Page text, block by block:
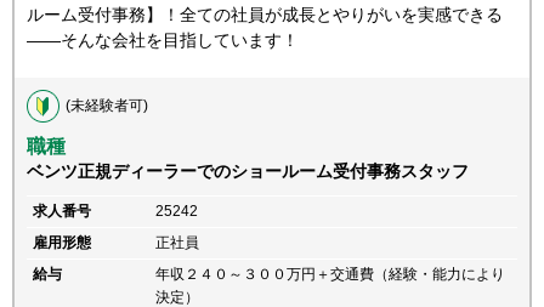
ルーム受付事務】！全ての社員が成長とやりがいを実感できる
――そんな会社を目指しています！
(未経験者可)
職種
ベンツ正規ディーラーでのショールーム受付事務スタッフ
求人番号
25242
雇用形態
正社員
給与
年収２４０～３００万円＋交通費（経験・能力により
決定）